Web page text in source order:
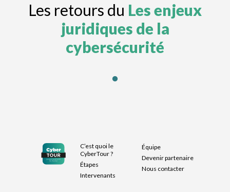
Les retours du Les enjeux
juridiques de la
cybersécurité
C’est quoi le
CyberTour ?
Étapes
Intervenants
Équipe
Devenir partenaire
Nous contacter